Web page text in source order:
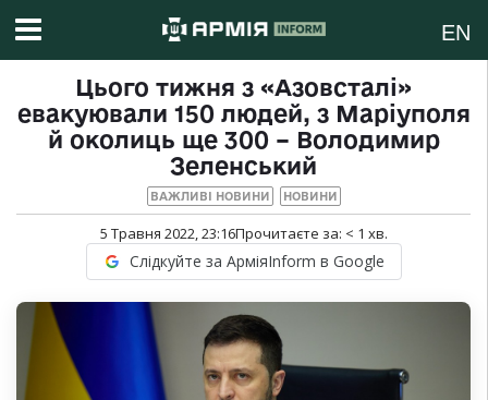
EN
Цього тижня з «Азовсталі»
евакуювали 150 людей, з Маріуполя
й околиць ще 300 – Володимир
Зеленський
ВАЖЛИВІ НОВИНИ НОВИНИ
5 Травня 2022, 23:16Прочитаєте за: < 1 хв.
Слідкуйте за АрміяInform в Google